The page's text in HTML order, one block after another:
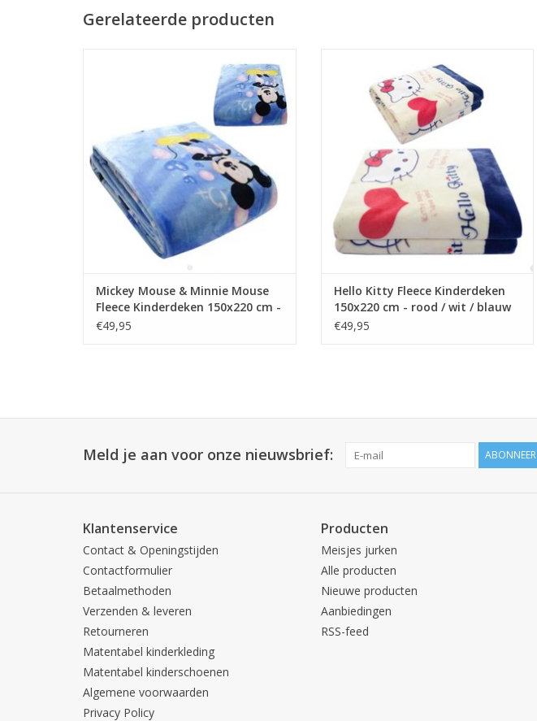
Gerelateerde producten
& Minnie Mouse 150x220 cm, blauw.
Zeer zachte fluwelen/fleece Mickey Mouse
& Minnie Mouse kinderdeken.
TOEVOEGEN AAN WINKELWAGEN
Mickey Mouse & Minnie Mouse
Fleece Kinderdeken 150x220 cm -
blauw
€49,95
150x220 cm, rood/wit/blauw.
Zeer zachte fluwelen/fleece Hello Kitty
kinderdeken met patroon van strepen en
hartjes.
TOEVOEGEN AAN WINKELWAGEN
Hello Kitty Fleece Kinderdeken
150x220 cm - rood / wit / blauw
€49,95
Meld je aan voor onze nieuwsbrief: ABONNEER
Klantenservice
Contact & Openingstijden
Contactformulier
Betaalmethoden
Verzenden & leveren
Retourneren
Matentabel kinderkleding
Matentabel kinderschoenen
Algemene voorwaarden
Privacy Policy
Producten
Meisjes jurken
Alle producten
Nieuwe producten
Aanbiedingen
RSS-feed